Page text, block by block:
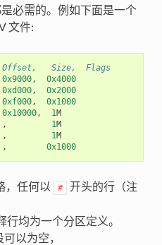
必需的。例如下面是一个
文件:
Offset,   Size,  Flags
0x9000,
0x4000
0xd000,
0x2000
0xf000,
0x1000
0x10000, 1M
, 1M
, 1M
, 0x1000
，任何以 #
开头的行（注
行均为一个分区定义。
可以为空，